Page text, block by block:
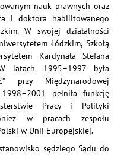
nauk prawnych oraz
i doktora habilitowanego
W swojej działalności
Łódzkim, Szkołą
Kardynała Stefana
latach 1995–1997 była
przy Międzynarodowej
pełniła funkcję
Pracy i Polityki
w pracach zespołu
w Unii Europejskiej.
sędziego Sądu do